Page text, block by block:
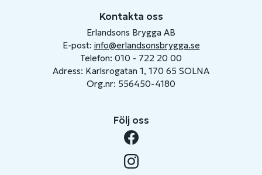
Kontakta oss
Erlandsons Brygga AB
E-post: info@erlandsonsbrygga.se
Telefon: 010 - 722 20 00
Adress: Karlsrogatan 1, 170 65 SOLNA
Org.nr: 556450-4180
Följ oss